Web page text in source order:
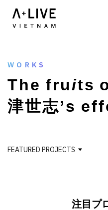
WORKS
The fruits
津世志’s eff
FEATURED PROJECTS
注目プ